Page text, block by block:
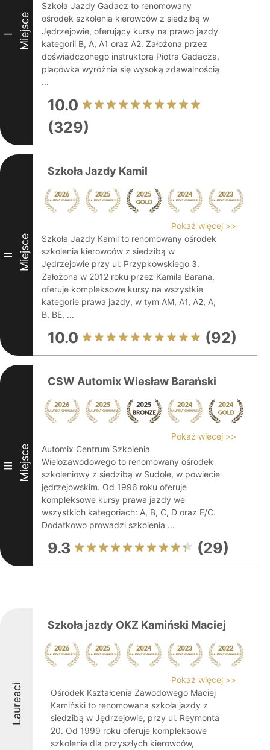
I Miejsce
Szkoła Jazdy Gadacz to renomowany
ośrodek szkolenia kierowców z siedzibą w
Jędrzejowie, oferujący kursy na prawo jazdy
kategorii B, A, A1 oraz A2. Założona przez
doświadczonego instruktora Piotra Gadacza,
placówka wyróżnia się wysoką zdawalnością
...
10.0
(329)
II Miejsce
Szkoła Jazdy Kamil
Pokaż więcej >>
Szkoła Jazdy Kamil to renomowany ośrodek
szkolenia kierowców z siedzibą w
Jędrzejowie przy ul. Przypkowskiego 3.
Założona w 2012 roku przez Kamila Barana,
oferuje kompleksowe kursy na wszystkie
kategorie prawa jazdy, w tym AM, A1, A2, A,
B, BE, ...
10.0 (92)
III Miejsce
CSW Automix Wiesław Barański
Pokaż więcej >>
Automix Centrum Szkolenia
Wielozawodowego to renomowany ośrodek
szkoleniowy z siedzibą w Sudole, w powiecie
jędrzejowskim. Od 1996 roku oferuje
kompleksowe kursy prawa jazdy we
wszystkich kategoriach: A, B, C, D oraz E/C.
Dodatkowo prowadzi szkolenia ...
9.3 (29)
Laureaci
Szkoła jazdy OKZ Kamiński Maciej
Pokaż więcej >>
Ośrodek Kształcenia Zawodowego Maciej
Kamiński to renomowana szkoła jazdy z
siedzibą w Jędrzejowie, przy ul. Reymonta
20. Od 1999 roku oferuje kompleksowe
szkolenia dla przyszłych kierowców,